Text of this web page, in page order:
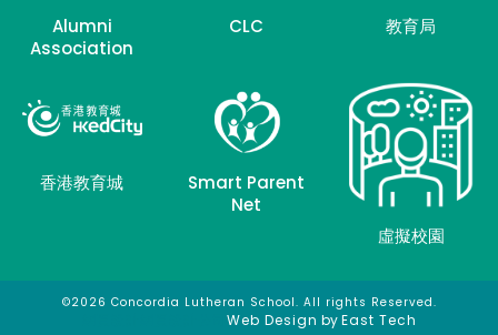
Alumni
Association
CLC 教育局
香港教育城
Smart Parent
Net
虛擬校園
©2026 Concordia Lutheran School. All rights Reserved.
Web Design byEast Tech